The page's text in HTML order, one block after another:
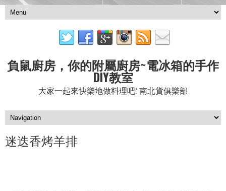
負鼠廚房，你的附屬廚房~電冰箱的手作
DIY教室
大家一起來快樂地做料理吧! 南北貨俱樂部
迷迭香烤羊排